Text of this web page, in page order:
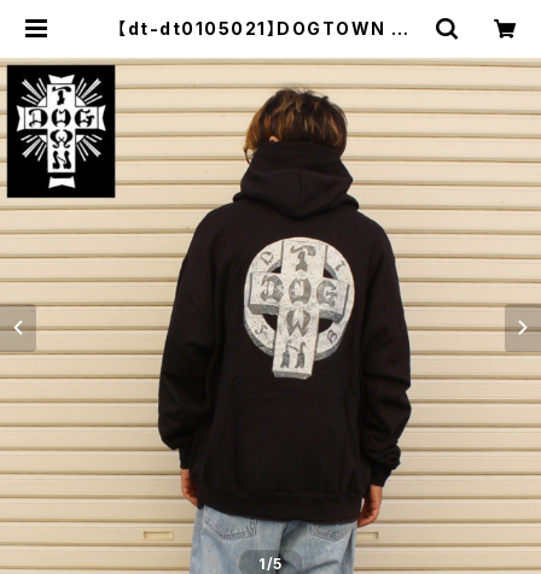
【dt-dt0105021】DOGTOWN ドッ
ーバーパーカー ブラック プリント 大
きいサイズ メンズ 長袖 L XL 大きめ
長袖 8oz 裏起毛 デザイン プリント
かっこいい おしゃれ 人気 安い ブラン
ド | セレクトショップ【P.C.H】
1/5